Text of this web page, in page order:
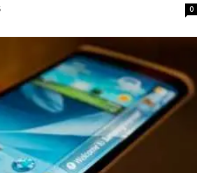
0